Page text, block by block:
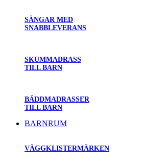
SÄNGAR MED
SNABBLEVERANS
SKUMMADRASS
TILL BARN
BÄDDMADRASSER
TILL BARN
BARNRUM
VÄGGKLISTERMÄRKEN